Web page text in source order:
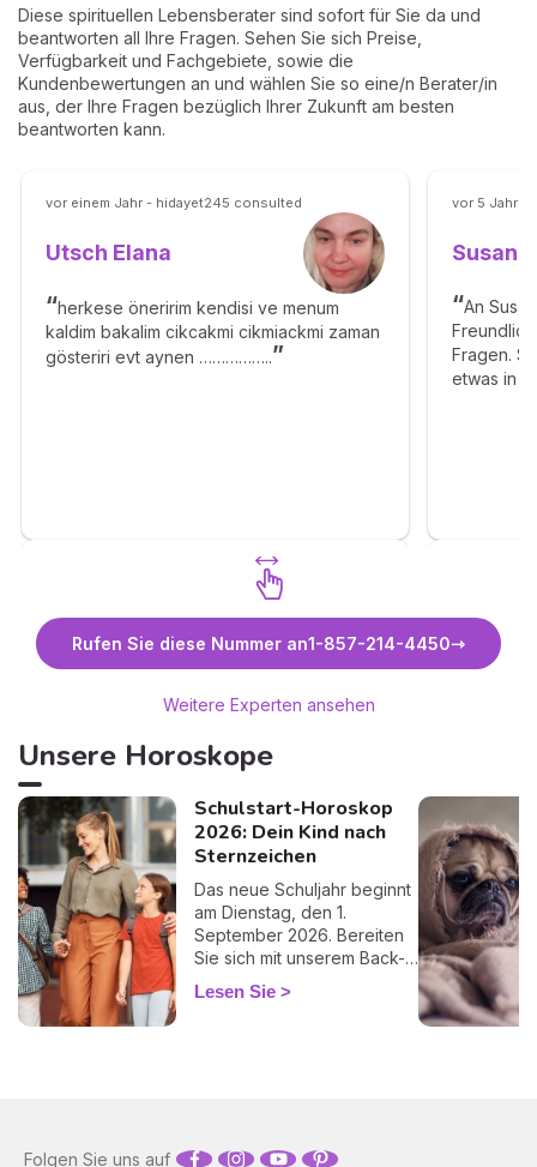
Ihr bester Verbündeter, um
endlich Klarheit zu
gewinnen, wirklich Klarheit.
halten! 💕🌈
Diese spirituellen Lebensberater sind sofort für Sie da und
beantworten all Ihre Fragen. Sehen Sie sich Preise,
Verfügbarkeit und Fachgebiete, sowie die
Kundenbewertungen an und wählen Sie so eine/n Berater/in
aus, der Ihre Fragen bezüglich Ihrer Zukunft am besten
beantworten kann.
vor einem Jahr - hidayet245 consulted
Utsch Elana
herkese öneririm kendisi ve menum
kaldim bakalim cikcakmi cikmiackmi zaman
gösteriri evt aynen ……………..
vor 5
An
Fragen.
etwas in
Rufen Sie diese Nummer an1-857-214-4450
Weitere Experten ansehen
Unsere Horoskope
Schulstart-Horoskop
2026: Dein Kind nach
Sternzeichen
Das neue Schuljahr beginnt
am Dienstag, den 1.
September 2026. Bereiten
Sie sich mit unserem Back-
to-School-Horoskop
bestens auf diesen
Lesen Sie
Folgen Sie uns auf